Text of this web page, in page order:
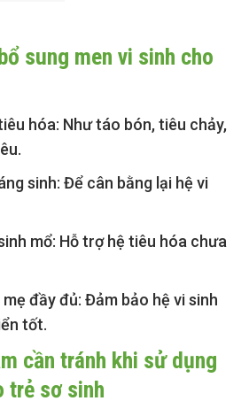
sung men vi sinh cho
hóa: Như táo bón, tiêu chảy,
sinh: Để cân bằng lại hệ vi
mổ: Hỗ trợ hệ tiêu hóa chưa
đầy đủ: Đảm bảo hệ vi sinh
tốt.
cần tránh khi sử dụng
trẻ sơ sinh